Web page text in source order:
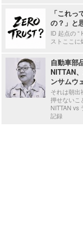
「これ
の？」と
ID 起点の “
ストここに
自動車部
NITTAN
ンサムウ
それは朝出
押せないこ
NITTAN vs
記録